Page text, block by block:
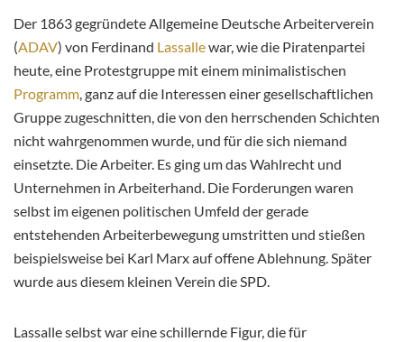
Der 1863 gegründete Allgemeine Deutsche Arbeiterverein
(ADAV) von Ferdinand Lassallewar, wie die Piratenpartei
heute, eine Protestgruppe mit einem minimalistischen
Programm, ganz auf die Interessen einer gesellschaftlichen
Gruppe zugeschnitten, die von den herrschenden Schichten
nicht wahrgenommen wurde, und für die sich niemand
einsetzte. Die Arbeiter. Es ging um das Wahlrecht und
Unternehmen in Arbeiterhand. Die Forderungen waren
selbst im eigenen politischen Umfeld der gerade
entstehenden Arbeiterbewegung umstritten und stießen
beispielsweise bei Karl Marx auf offene Ablehnung. Später
wurde aus diesem kleinen Verein die SPD.
Lassalle selbst war eine schillernde Figur, die für